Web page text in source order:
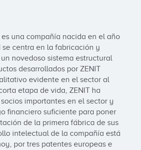
es una compañía nacida en el año
centra en la fabricación y
novedoso sistema estructural
desarrollados por ZENIT
evidente en el sector al
etapa de vida, ZENIT ha
importantes en el sector y
financiero suficiente para poner
de la primera fábrica de sus
intelectual de la compañía está
por tres patentes europeas e